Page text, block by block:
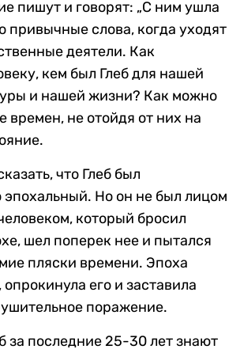
пишут и говорят: „С ним ушла
привычные слова, когда уходят
деятели. Как
кем был Глеб для нашей
и нашей жизни? Как можно
времен, не отойдя от них на
что Глеб был
эпохальный. Но он не был лицом
который бросил
шел поперек нее и пытался
пляски времени. Эпоха
его и заставила
поражение.
за последние 25-30 лет знают